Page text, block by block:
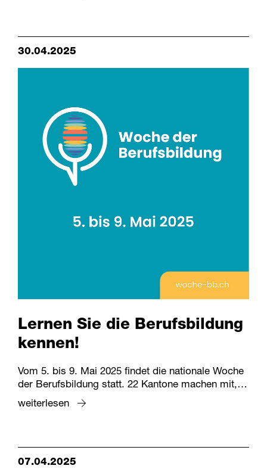
30.04.2025
Lernen Sie die Berufsbildung
kennen!
Vom 5. bis 9. Mai 2025 findet die nationale Woche
der Berufsbildung statt. 22 Kantone machen mit,…
weiterlesen
07.04.2025